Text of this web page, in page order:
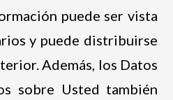
puede ser vista
y puede distribuirse
Además, los Datos
sobre Usted también